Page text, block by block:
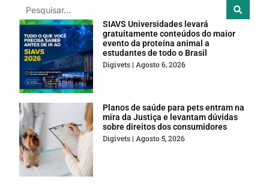
SIAVS Universidades levará
gratuitamente conteúdos do maior
evento da proteína animal a
estudantes de todo o Brasil
Digivets Agosto 6, 2026
Planos de saúde para pets entram na
mira da Justiça e levantam dúvidas
sobre direitos dos consumidores
Digivets Agosto 5, 2026